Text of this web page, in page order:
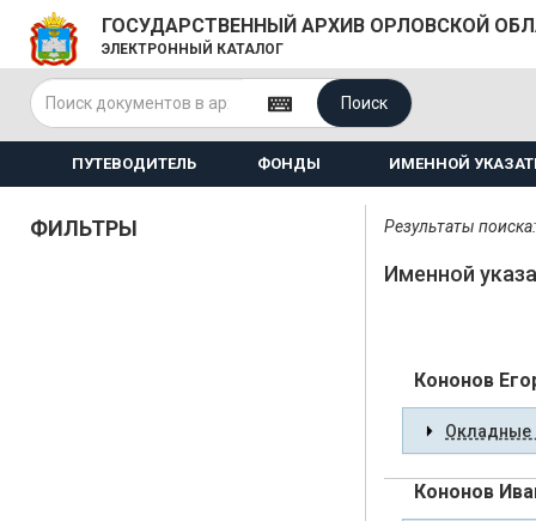
ГОСУДАРСТВЕННЫЙ АРХИВ ОРЛОВСКОЙ
ЭЛЕКТРОННЫЙ КАТАЛОГ
Поиск
ПУТЕВОДИТЕЛЬ ФОНДЫ ИМЕННОЙ
ФИЛЬТРЫ Результаты
Именной
Кононов
Окладные
Кононов